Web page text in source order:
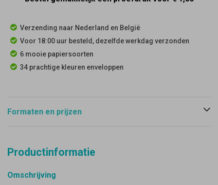
Verzending naar Nederland en België
Voor 18:00 uur besteld, dezelfde werkdag verzonden
6 mooie papiersoorten
34 prachtige kleuren enveloppen
Formaten en prijzen
Productinformatie
Omschrijving